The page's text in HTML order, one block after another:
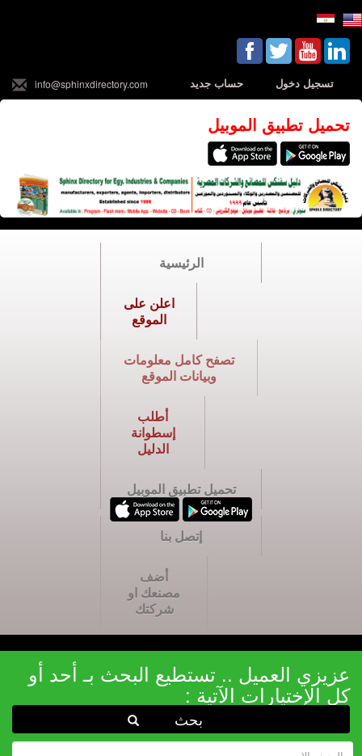
تسجيل دخول حساب جديد info@sphinxdirectory.com
تحميل تطبيق الموبيل
الرئيسية
اعلن على
الموقع
تصفح كامل معلومات
وبيانات الموقع
أطلب
إسطوانة
الدليل
تحميل تطبيق الموبيل
إتصل بنا
أضف
مصنعك او
شركتك
عزيزي العميل .. تستطيع البحث بـ أحد أو
كل الإختيارات الآتية :